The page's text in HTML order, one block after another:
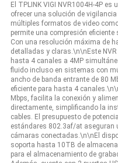
El TPLINK VIGI NVR1004H-4P
ofrecer una solución de
múltiples formatos de video
permite una compresión
Con una resolución máxima de
detalladas y claras.\n\nEste
hasta 4 canales a 4MP
fluido incluso en sistemas con
ancho de banda entrante de 80
eficiente para hasta 4
Mbps, facilita la conexión y
directamente, simplificando la
cables. El presupuesto de
estándares 802.3af/at aseguran
cámaras conectadas.\n\nEl
soporta hasta 10TB de
para el almacenamiento de